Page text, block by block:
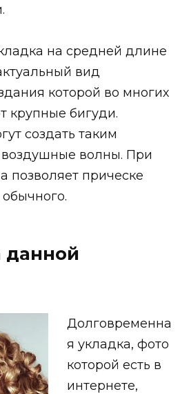
на средней длине
вид
которой во многих
крупные бигуди.
создать таким
волны. При
позволяет прическе
данной
Долговременна
я укладка, фото
которой есть в
интернете,